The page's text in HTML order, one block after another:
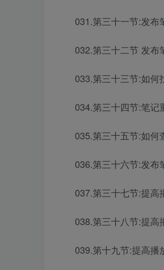
031.第三十一节:发布
032.第三十二节 发布
033.第三十三节:如何
034.第三十四节:笔记
035.第三十五节:如何
036.第三十六节:发布
037.第三十七节:提高
038.第三十八节:提高
039.第十九节:提高播